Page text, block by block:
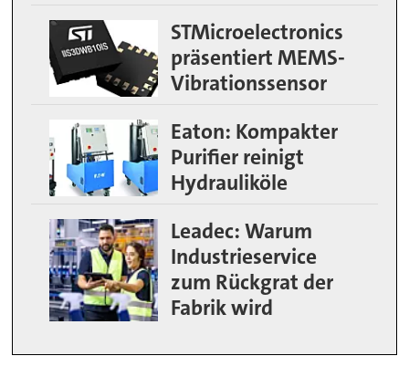
STMicroelectronics
präsentiert MEMS-
Vibrationssensor
Eaton: Kompakter
Purifier reinigt
Hydrauliköle
Leadec: Warum
Industrieservice
zum Rückgrat der
Fabrik wird